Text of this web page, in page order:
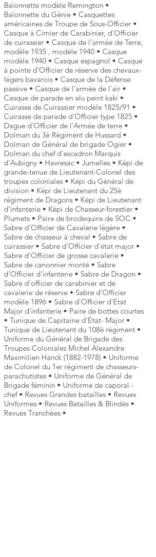
Baïonnette modèle Remington •
Baïonnette du Génie • Casquettes
américaines de Troupe de Sous-Officier •
Casque à Cimier de Carabinier, d'Officier
de cuirassier • Casque de l'armée de Terre,
modèle 1935 , modèle 1940 • Casque
modèle 1940 • Casque espagnol • Casque
à pointe d'Officier de réserve des chevaux-
légers bavarois • Casque de la Défense
passive • Casque de l'armée de l'air •
Casque de parade en alu peint kaki •
Cuirasse de Cuirassier modèle 1825/91 •
Cuirasse de parade d'Officier type 1825 •
Dague d'Officier de l'Armée de terre •
Dolman du 3è Régiment de Hussard •
Dolman de Général de brigade Ogier •
Dolman du chef d'escadron Marquis
d'Aubigny • Havresac • Jumelles • Képi de
grande-tenue de Lieutenant-Colonel des
troupes coloniales • Képi du Général de
division • Képi de Lieutenant du 25è
régiment de Dragons • Képi de Lieutenant
d'infanterie • Képi de Chasseur-forestier •
Plumets • Paire de brodequins de SOC •
Sabre d'Officier de Cavalerie légère •
Sabre de chasseur à cheval • Sabre de
cuirassier • Sabre d'Officier d'état major •
Sabre d'Officier de grosse cavalerie •
Sabre de canonnier monté • Sabre
d'Officier d'infanterie • Sabre de Dragon •
Sabre d'officier de carabinier et de
cavalerie de réserve • Sabre d'Officier
modèle 1896 • Sabre d'Officier d'Etat
Major d'infanterie • Paire de bottes courtes
• Tunique de Capitaine d'Etat- Major •
Tunique de Lieutenant du 108è régiment •
Uniforme du Général de Brigade des
Troupes Coloniales Michel Alexandre
Maximilien Hanck (1882-1978) • Uniforme
de Colonel du 1er régiment de chasseurs-
parachutistes • Uniforme de Général de
Brigade féminin • Uniforme de caporal -
chef • Revues Grandes batailles • Revues
Uniformes • Revues Batailles & Blindés •
Revues Tranchées •